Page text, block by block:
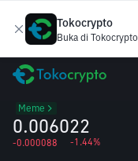
Tokocrypto
Buka di Tokocrypto
PENGU
Pudgy
Penguins
Meme
0.006022
-0.000088 -1.44%